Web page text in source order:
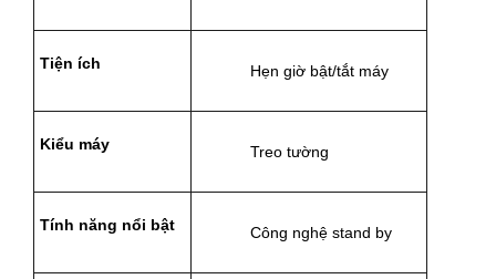
Tiện ích Hẹn giờ bật/tắt máy
Kiểu máy Treo tường
Tính năng nổi bật Công nghệ stand by